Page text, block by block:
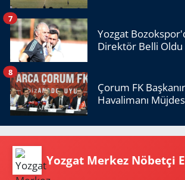
Yozgat
Direktör Belli Oldu
7
Çorum FK
Havalimanı
8
Yozgat Merkez Nöbetçi